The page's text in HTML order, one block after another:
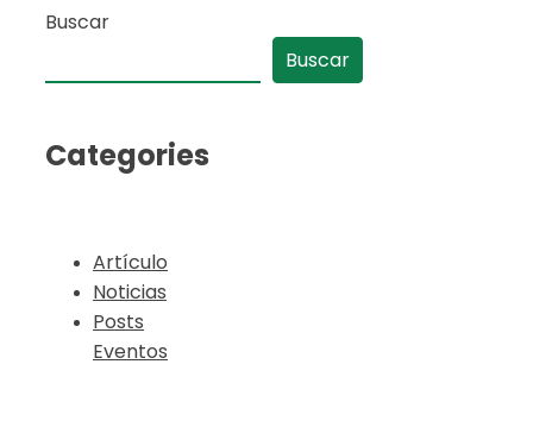
Buscar
Buscar
Categories
Artículo
Noticias
Posts
Eventos